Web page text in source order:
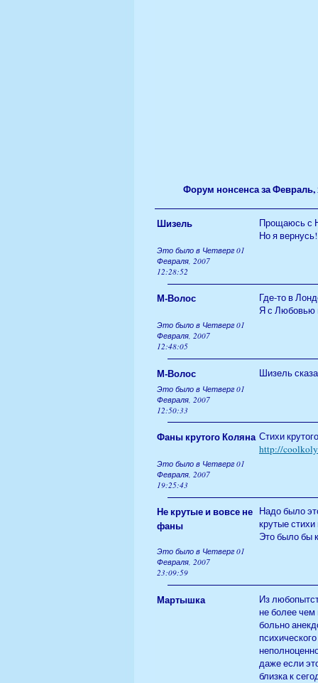
Форум нонсенса за Февраль,
Шизель
Прощаюсь с
Но я
Это было в Четверг 01
Февраля, 2007
12:28:52
М-Волос
Где-то в
Я с Любовью
Это было в Четверг 01
Февраля, 2007
12:48:05
М-Волос Шизель
Это было в Четверг 01
Февраля, 2007
12:50:33
Фаны крутого Коляна Стихи
http://
Это было в Четверг 01
Февраля, 2007
19:25:43
Не крутые и вовсе не
фаны
Надо было
крутые
Это было бы
Это было в Четверг 01
Февраля, 2007
23:09:59
Мартышка
Из
не более
больно
даже если
близка к